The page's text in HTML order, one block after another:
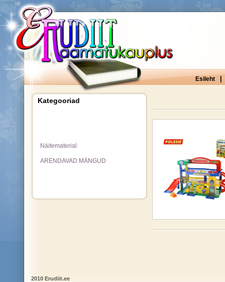
Esileht
Kategooriad
Näitematerial
ARENDAVAD MÄNGUD
2010 Erudiit.ee